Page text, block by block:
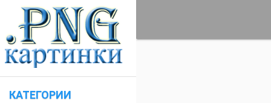
КАТЕГОРИИ